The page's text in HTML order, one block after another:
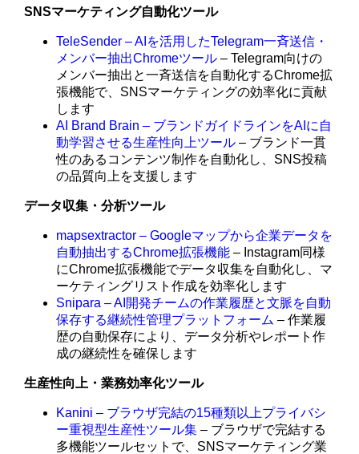
SNSマーケティング自動化ツール
TeleSender – AIを活用したTelegram一斉送信・
メンバー抽出Chromeツール – Telegram向けの
メンバー抽出と一斉送信を自動化するChrome拡
張機能で、SNSマーケティングの効率化に貢献
します
AI Brand Brain – ブランドガイドラインをAIに自
動学習させる生産性向上ツール – ブランド一貫
性のあるコンテンツ制作を自動化し、SNS投稿
の品質向上を支援します
データ収集・分析ツール
mapsextractor – Googleマップから企業データを
自動抽出するChrome拡張機能 – Instagram同様
にChrome拡張機能でデータ収集を自動化し、マ
ーケティングリスト作成を効率化します
Snipara – AI開発チームの作業履歴と文脈を自動
保存する継続性管理プラットフォーム – 作業履
歴の自動保存により、データ分析やレポート作
成の継続性を確保します
生産性向上・業務効率化ツール
Kanini – ブラウザ完結の15種類以上プライバシ
ー重視型生産性ツール集 – ブラウザで完結する
多機能ツールセットで、SNSマーケティング業